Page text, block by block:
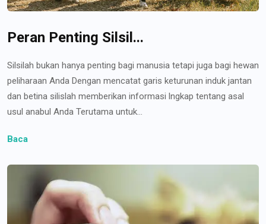
Peran Penting Silsil...
Silsilah bukan hanya penting bagi manusia tetapi juga bagi hewan
peliharaan Anda Dengan mencatat garis keturunan induk jantan
dan betina silislah memberikan informasi lngkap tentang asal
usul anabul Anda Terutama untuk...
Baca